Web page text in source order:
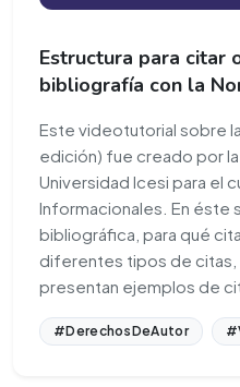
Estructura para citar
bibliografía con la
Este videotutorial sobre
edición) fue creado por
Universidad Icesi para el
Informacionales. En éste
bibliográfica, para qué
diferentes tipos de
presentan ejemplos de
#DerechosDeAutor